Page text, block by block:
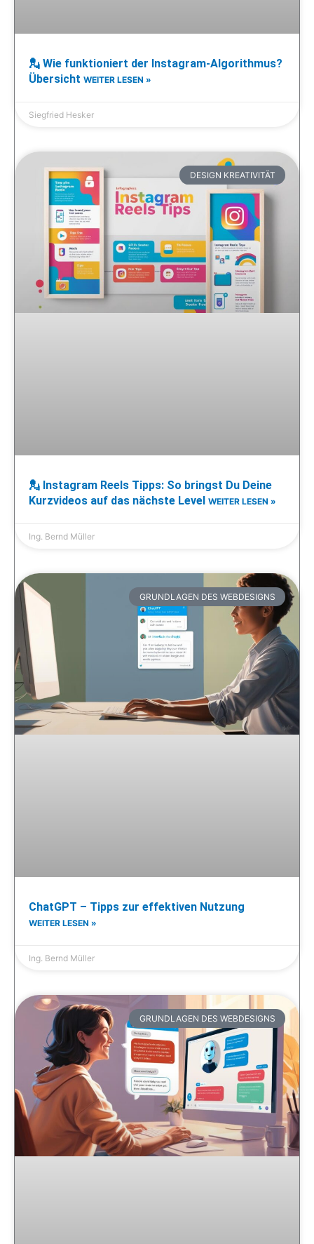
💂 Wie funktioniert der Instagram-Algorithmus?
Übersicht WEITER LESEN »
Siegfried Hesker
DESIGN KREATIVITÄT
💂 Instagram Reels Tipps: So bringst Du Deine
Kurzvideos auf das nächste Level WEITER LESEN »
Ing. Bernd Müller
GRUNDLAGEN DES WEBDESIGNS
ChatGPT – Tipps zur effektiven Nutzung
WEITER LESEN »
Ing. Bernd Müller
GRUNDLAGEN DES WEBDESIGNS